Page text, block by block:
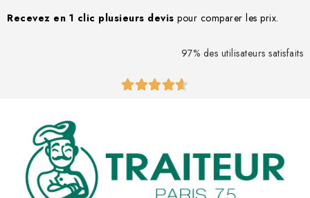
Recevez en 1 clic plusieurs devis pour comparer les prix.
97% des utilisateurs satisfaits
